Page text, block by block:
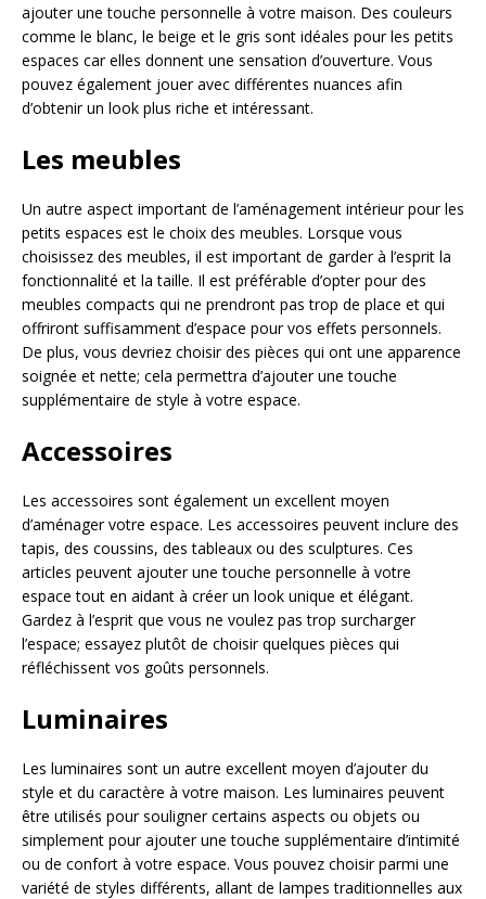
ajouter une touche personnelle à votre maison. Des couleurs
comme le blanc, le beige et le gris sont idéales pour les petits
espaces car elles donnent une sensation d’ouverture. Vous
pouvez également jouer avec différentes nuances afin
d’obtenir un look plus riche et intéressant.
Les meubles
Un autre aspect important de l’aménagement intérieur pour les
petits espaces est le choix des meubles. Lorsque vous
choisissez des meubles, il est important de garder à l’esprit la
fonctionnalité et la taille. Il est préférable d’opter pour des
meubles compacts qui ne prendront pas trop de place et qui
offriront suffisamment d’espace pour vos effets personnels.
De plus, vous devriez choisir des pièces qui ont une apparence
soignée et nette; cela permettra d’ajouter une touche
supplémentaire de style à votre espace.
Accessoires
Les accessoires sont également un excellent moyen
d’aménager votre espace. Les accessoires peuvent inclure des
tapis, des coussins, des tableaux ou des sculptures. Ces
articles peuvent ajouter une touche personnelle à votre
espace tout en aidant à créer un look unique et élégant.
Gardez à l’esprit que vous ne voulez pas trop surcharger
l’espace; essayez plutôt de choisir quelques pièces qui
réfléchissent vos goûts personnels.
Luminaires
Les luminaires sont un autre excellent moyen d’ajouter du
style et du caractère à votre maison. Les luminaires peuvent
être utilisés pour souligner certains aspects ou objets ou
simplement pour ajouter une touche supplémentaire d’intimité
ou de confort à votre espace. Vous pouvez choisir parmi une
variété de styles différents, allant de lampes traditionnelles aux